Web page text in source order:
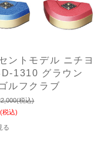
ントモデル ニチヨ
1310 グラウン
ルフクラブ
(税込)
(税込)
る